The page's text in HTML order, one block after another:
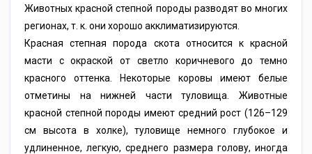
Животных красной степной породы разводят во многих
регионах, т. к. они хорошо акклиматизируются.
Красная степная порода скота относится к красной
масти с окраской от светло коричневого до темно
красного оттенка. Некоторые коровы имеют белые
отметины на нижней части туловища. Животные
красной степной породы имеют средний рост (126–129
см высота в холке), туловище немного глубокое и
удлиненное, легкую, среднего размера голову, иногда